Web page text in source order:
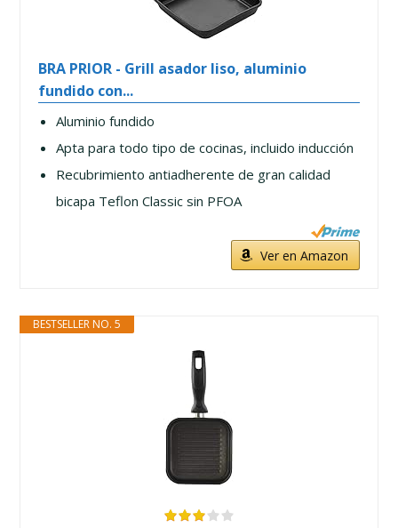
BRA PRIOR - Grill asador liso, aluminio
fundido con...
Aluminio fundido
Apta para todo tipo de cocinas, incluido inducción
Recubrimiento antiadherente de gran calidad
bicapa Teflon Classic sin PFOA
Ver en Amazon
BESTSELLER NO. 5